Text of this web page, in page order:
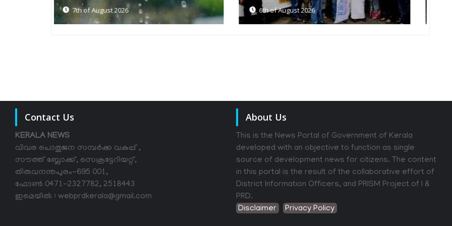
6th of August 2026
6th of August 2026
Contact Us
KERALA NEWS
വിവര പൊതുജന സമ്പര്‍ക്ക വകുപ്പ് ,
സൗത്ത് ബ്ലോക്ക്, സെക്രട്ടേറിയറ്റ്,
തിരുവനന്തപുരം-695 001,
ഫോൺ 0471-2327782, 2518443
ഇമെയിൽ : webprdkerala@gmail.com
About Us
This is the News Portal of Government of Kerala
developed with an objective to function as single
source of development news for citizens. The content
in this portal is the result of the collaborative effort of
District Information Officers, and PRISM Project of I &
PRD.
Disclaimer
Privacy Policy